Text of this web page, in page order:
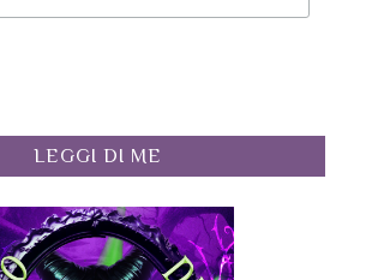
LEGGI DI ME